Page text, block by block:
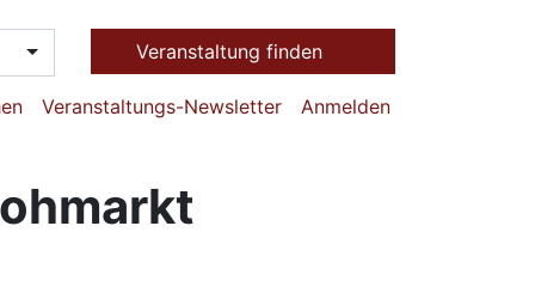
Veranstaltung finden
Veranstaltungs-Newsletter Anmelden